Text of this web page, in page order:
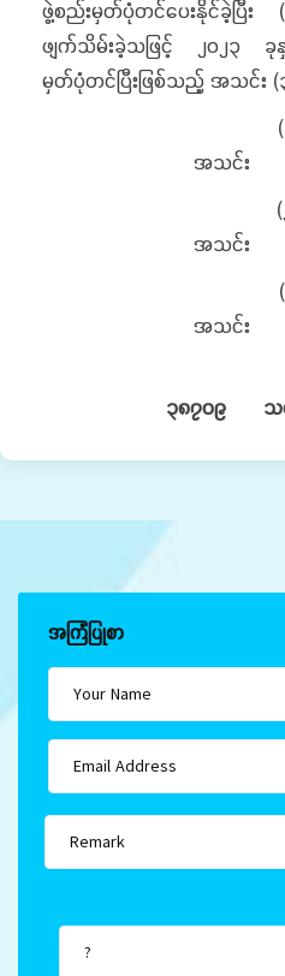
ဖွဲ့စည်းမှတ်ပုံတင်ပေးနိုင်ခဲ့ပြီး
ဖျက်သိမ်းခဲ့သဖြင့် ၂၀၂၃
မှတ်ပုံတင်ပြီးဖြစ်သည့် အသင်း
(၁)
အသင်း
(၂) ဝ
အသင်
(၃)
အသင်
စုစုပ
၃၈၇၀၉ သင်
အကြံပြုစာ